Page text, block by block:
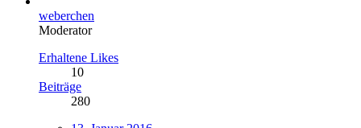
weberchen
Moderator
Erhaltene Likes
10
Beiträge
280